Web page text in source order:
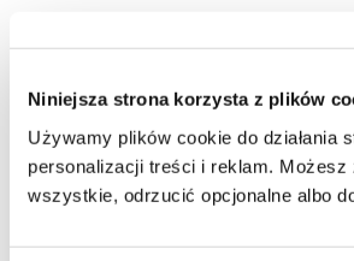
Niniejsza strona korzysta z plików
Używamy plików cookie do działania
personalizacji treści i reklam. Możesz
wszystkie, odrzucić opcjonalne albo
zabezpieczone wyjątkowo trwałą powłoką
Dzięki zastosowaniu starannie dobranych
wolnostojące marki Besco łączą wysokie
doskonałymi właściwościami użytkowymi.
Kompozyt sanitarny zapewnia idealnie gładką,